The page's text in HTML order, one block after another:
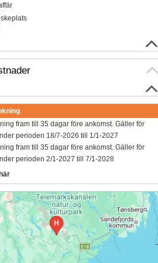
fram till 35 dagar före ankomst. Gäller för
perioden 18/7-2026 till 1/1-2027
fram till 35 dagar före ankomst. Gäller för
perioden 2/1-2027 till 7/1-2028